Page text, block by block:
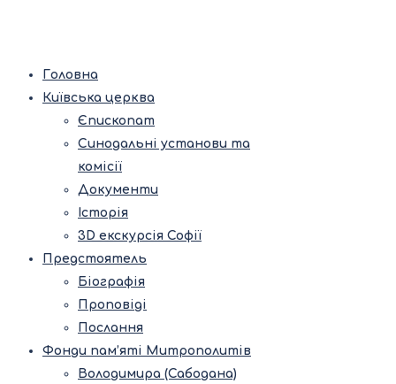
Головна
Київська церква
Єпископат
Синодальні установи та
комісії
Документи
Історія
3D екскурсія Софії
Предстоятель
Біографія
Проповіді
Послання
Фонди пам’яті Митрополитів
Володимира (Сабодана)